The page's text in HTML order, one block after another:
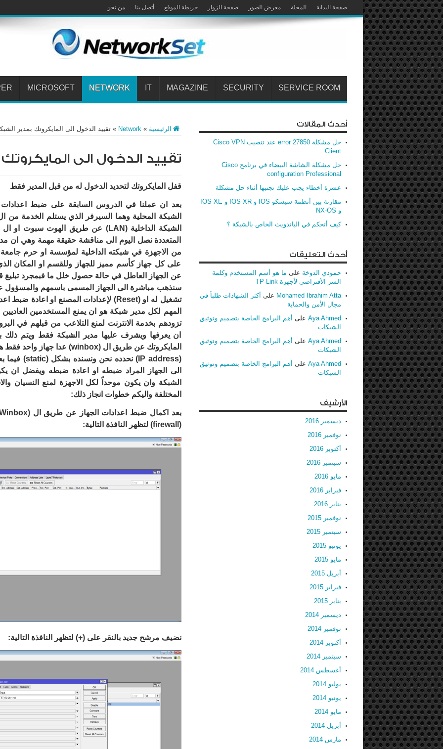
صفحة البداية المجلة معرض الصور صفحة الزوار خريطة الموقع أتصل بنا من نحن
SERVICE ROOM
SECURITY
MAGAZINE
IT
NETWORK
MICROSOFT
الرئيسية »
Network
»تقييد الدخول الى المايكروتك بمدير
تقييد الدخول الى
قفل المايكروتك لتحديد الدخول له من قبل المدير فقط
بعد ان عملنا في الدروس السابقة على ضبط
الشبكة المحلية وهما السيرفر الذي يستلم الخدمة من
الشبكة الداخلية (LAN) عن طريق الهوت سبوت او ال
المتعددة نصل اليوم الى مناقشة حقيقة مهمة وهي ان
من الاجهزة في شبكته الداخلية لمؤسسة او حرم
على كل جهاز كأسم مميز للجهاز وللقسم او المكان
عن الجهاز العاطل في حالة حصول خلل ما فبمجرد
سنذهب مباشرة الى الجهاز المسمى باسمهم والمسؤول
تشغيل له او (Reset) لإعدادات المصنع او اعادة ضبط
المهم لكل مدير شبكة هو ان يمنع المستخدمين
تزودهم بخدمة الانترنت لمنع التلاعب من قبلهم في
ان يعرفها ويشرف عليها مدير الشبكة فقط ويتم
المايكروتك عن طريق ال (winbox) عدا جهاز واحد فقط
(
IP address ) نحدده نحن ونسنده بشكل (static) فيما
الى الجهاز المراد ضبطه او اعادة ضبطه ويفضل ان
الشبكة وان يكون موحداً لكل الاجهزة لمنع النسيان
المختلفة واليكم خطوات انجاز ذلك:
بعد اكمال ضبط اعدادات الجهاز عن طريق ال (
(
firewall) لتظهر النافذة التالية:
نضيف مرشح جديد بالنقر على (+) لتظهر النافذة التالية:
أحدث المقالات
حل مشكلة error 27850 عند تنصيب Cisco VPN
Client
حل مشكلة الشاشة البيضاء في برنامج Cisco
configuration Professional
عشرة أخطاء يجب عليك تجنبها أثناء حل مشكلة
مقارنة بين أنظمة سيسكو IOS و IOS-XR و IOS-XE
و NX-OS
كيف أتحكم في الباندويث الخاص بالشبكة ؟
أحدث التعليقات
حمودي الدوخة على ما هو أسم المستخدم وكلمة
السر الأفتراضي لأجهزة TP-Link
Mohamed Ibrahim Atta على أكثر الشهادات طلباً في
مجال الأمن والحماية
Aya Ahmed على أهم البرامج الخاصة بتصميم وتوثيق
الشبكات
Aya Ahmed على أهم البرامج الخاصة بتصميم وتوثيق
الشبكات
Aya Ahmed على أهم البرامج الخاصة بتصميم وتوثيق
الشبكات
الأرشيف
ديسمبر 2016
نوفمبر 2016
أكتوبر 2016
سبتمبر 2016
مايو 2016
فبراير 2016
يناير 2016
نوفمبر 2015
سبتمبر 2015
يونيو 2015
مايو 2015
أبريل 2015
فبراير 2015
يناير 2015
ديسمبر 2014
نوفمبر 2014
أكتوبر 2014
سبتمبر 2014
أغسطس 2014
يوليو 2014
يونيو 2014
مايو 2014
أبريل 2014
مارس 2014